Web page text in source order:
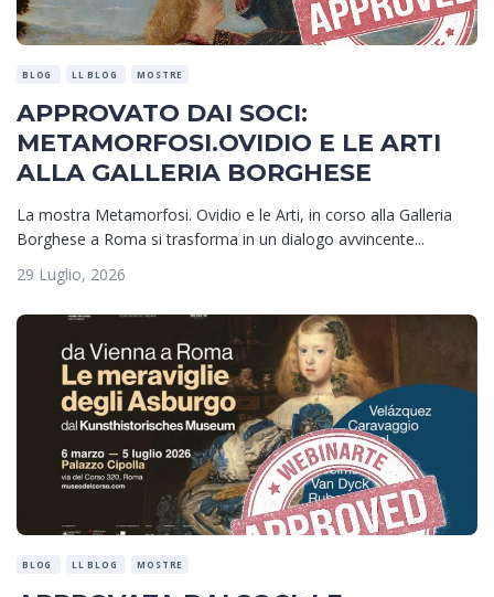
BLOG LL BLOG MOSTRE
APPROVATO DAI SOCI:
METAMORFOSI.OVIDIO E LE ARTI
ALLA GALLERIA BORGHESE
La mostra Metamorfosi. Ovidio e le Arti, in corso alla Galleria
Borghese a Roma si trasforma in un dialogo avvincente...
29 Luglio, 2026
BLOG LL BLOG MOSTRE